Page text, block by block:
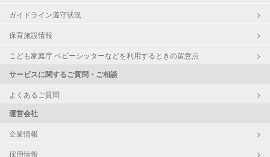
ガイドライン遵守状況
保育施設情報
こども家庭庁 ベビーシッターなどを利用するときの留意点
サービスに関するご質問・ご相談
よくあるご質問
運営会社
企業情報
採用情報